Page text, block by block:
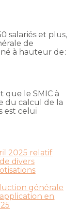
salariés et plus,
de
à hauteur de :
que le SMIC à
du calcul de la
est celui
2025 relatif
divers
générale
en